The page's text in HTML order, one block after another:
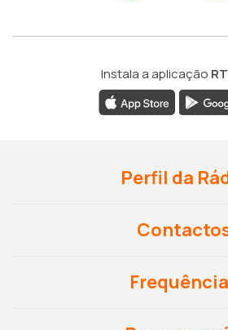
Instala a aplicação
Perfil da